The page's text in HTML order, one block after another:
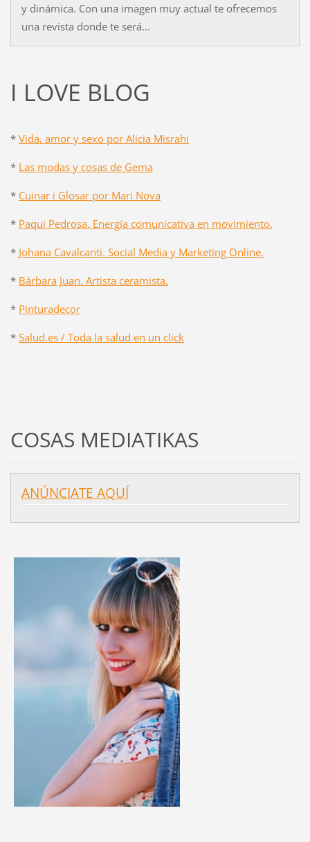
y dinámica. Con una imagen muy actual te ofrecemos
una revista donde te será...
I LOVE BLOG
* Vida, amor y sexo por Alicia Misrahi
* Las modas y cosas de Gema
* Cuinar i Glosar por Mari Nova
* Paqui Pedrosa. Energía comunicativa en movimiento.
* Johana Cavalcanti. Social Media y Marketing Online.
* Bárbara Juan. Artista ceramista.
* Pinturadecor
* Salud.es / Toda la salud en un click
COSAS MEDIATIKAS
ANÚNCIATE AQUÍ